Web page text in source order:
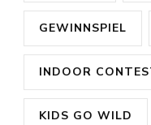
GEWINNSPIEL
INDOOR
KIDS GO WILD